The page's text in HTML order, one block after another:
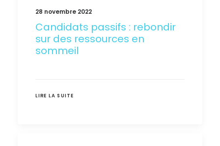
28 novembre 2022
Candidats passifs : rebondir
sur des ressources en
sommeil
LIRE LA SUITE